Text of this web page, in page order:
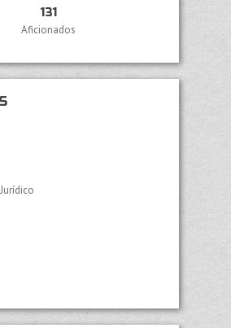
131
Aficionados